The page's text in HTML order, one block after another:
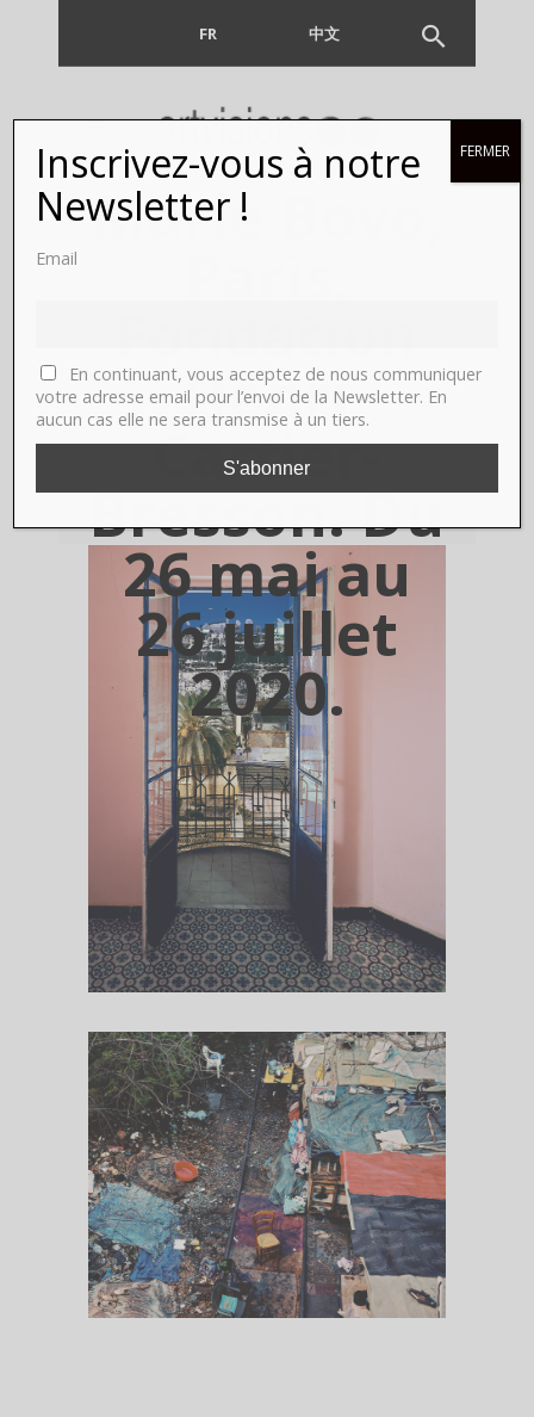
FR 中文
Marie Bovo,
Henri
Cartier-
Bresson. Du
26 mai au
26 juillet
2020.
Inscrivez-vous à notre
Newsletter !
Email
En continuant, vous acceptez de nous communiquer
votre adresse email pour l’envoi de la Newsletter. En
aucun cas elle ne sera transmise à un tiers.
FERMER